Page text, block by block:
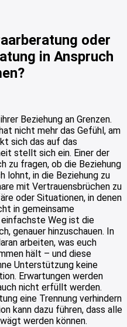
oder
in Anspruch
Beziehung an Grenzen.
nicht mehr das Gefühl, am
sich das auf das
stellt sich ein. Einer der
zu fragen, ob die Beziehung
lohnt, in die Beziehung zu
mit Vertrauensbrüchen zu
oder Situationen, in denen
in gemeinsame
Weg ist die
genauer hinzuschauen. In
arbeiten, was euch
hält – und diese
Unterstützung keine
Erwartungen werden
nicht erfüllt werden.
eine Trennung verhindern
kann dazu führen, dass alle
werden können.